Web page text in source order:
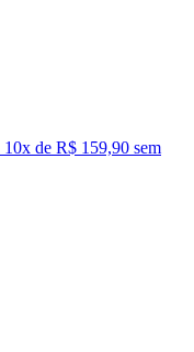
10x de R$ 159,90 sem